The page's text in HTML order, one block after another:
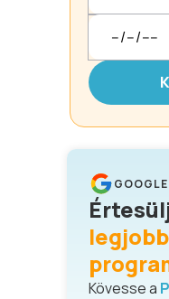
legjobb
Kövesse a